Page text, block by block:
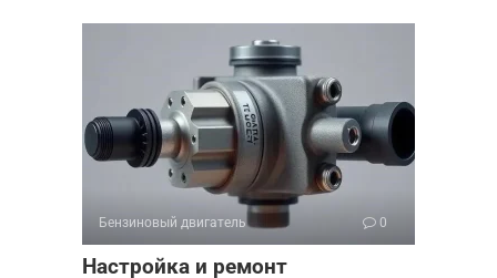
Бензиновый двигатель 0
Настройка и ремонт